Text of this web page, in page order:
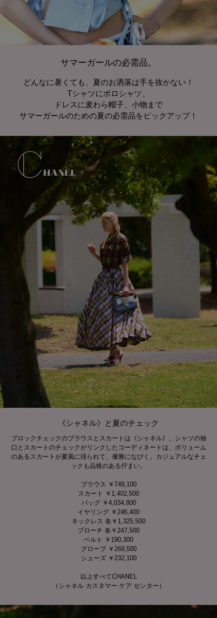
サマーガールの必需品。
どんなに暑くても、夏のお洒落は手を抜かない！
Tシャツにポロシャツ、
ドレスに麦わら帽子、小物まで
サマーガールのための夏の必需品をピックアップ！
《シャネル》と夏のチェック
ブロックチェックのブラウスとスカートは《シャネル》。シャツの袖
口とスカートのチェックがリンクしたコーディネートは、ボリューム
のあるスカートが夏風に揺られて、優雅になびく。カジュアルなチェ
ックも品格のある佇まい。
ブラウス ￥749,100
スカート ￥1,402,500
バッグ ￥4,034,800
イヤリング ￥246,400
ネックレス 各￥1,325,500
ブローチ 各￥247,500
ベルト ￥190,300
グローブ ￥269,500
シューズ ￥232,100
以上すべてCHANEL
（シャネル カスタマー ケア センター）